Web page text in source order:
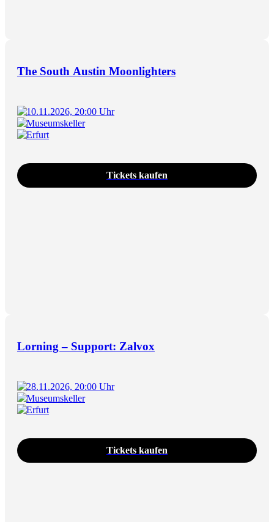
The South Austin Moonlighters
10.11.2026, 20:00 Uhr
Museumskeller
Erfurt
Tickets kaufen
Lorning – Support: Zalvox
28.11.2026, 20:00 Uhr
Museumskeller
Erfurt
Tickets kaufen